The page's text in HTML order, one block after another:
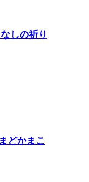
しの祈り
どかまこ